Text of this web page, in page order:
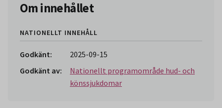
Om innehållet
NATIONELLT INNEHÅLL
Godkänt:
2025-09-15
Godkänt av:
Nationellt programområde hud- och
könssjukdomar